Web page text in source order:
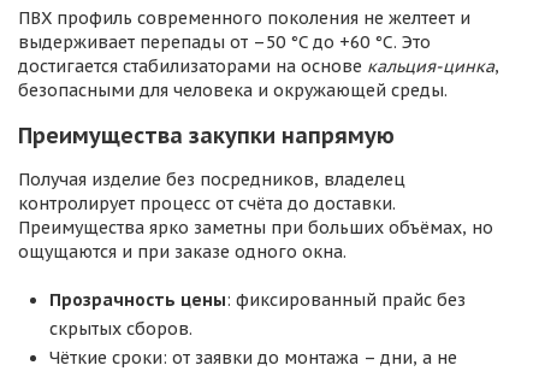
ПВХ профиль современного поколения не желтеет и
выдерживает перепады от –50 °C до +60 °C. Это
достигается стабилизаторами на основе кальция-цинка,
безопасными для человека и окружающей среды.
Преимущества закупки напрямую
Получая изделие без посредников, владелец
контролирует процесс от счёта до доставки.
Преимущества ярко заметны при больших объёмах, но
ощущаются и при заказе одного окна.
Прозрачность цены: фиксированный прайс без
скрытых сборов.
Чёткие сроки: от заявки до монтажа – дни, а не